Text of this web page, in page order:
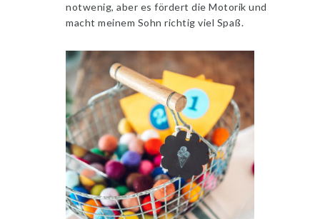
notwenig, aber es fördert die Motorik und
macht meinem Sohn richtig viel Spaß.